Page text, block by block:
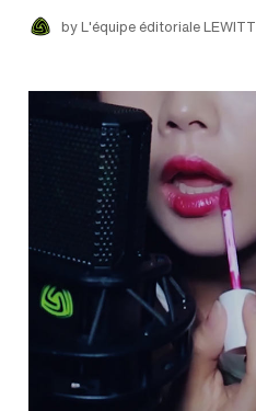
by L'équipe éditoriale LEWITT